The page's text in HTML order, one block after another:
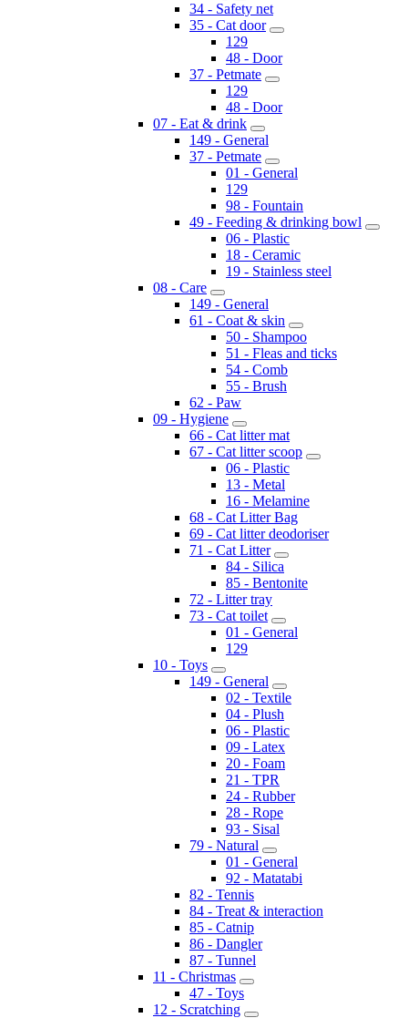
34 - Safety net
35 - Cat door
129
48 - Door
37 - Petmate
129
48 - Door
07 - Eat & drink
149 - General
37 - Petmate
01 - General
129
98 - Fountain
49 - Feeding & drinking bowl
06 - Plastic
18 - Ceramic
19 - Stainless steel
08 - Care
149 - General
61 - Coat & skin
50 - Shampoo
51 - Fleas and ticks
54 - Comb
55 - Brush
62 - Paw
09 - Hygiene
66 - Cat litter mat
67 - Cat litter scoop
06 - Plastic
13 - Metal
16 - Melamine
68 - Cat Litter Bag
69 - Cat litter deodoriser
71 - Cat Litter
84 - Silica
85 - Bentonite
72 - Litter tray
73 - Cat toilet
01 - General
129
10 - Toys
149 - General
02 - Textile
04 - Plush
06 - Plastic
09 - Latex
20 - Foam
21 - TPR
24 - Rubber
28 - Rope
93 - Sisal
79 - Natural
01 - General
92 - Matatabi
82 - Tennis
84 - Treat & interaction
85 - Catnip
86 - Dangler
87 - Tunnel
11 - Christmas
47 - Toys
12 - Scratching